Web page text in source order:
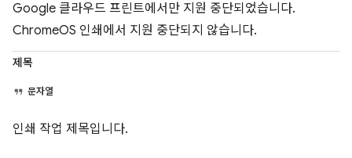
Google 클라우드 프린트에서만 지원 중단되었습니다.
ChromeOS 인쇄에서 지원 중단되지 않습니다.
제목
문자열
인쇄 작업 제목입니다.